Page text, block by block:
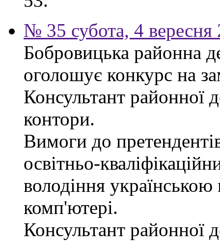
№ 35 субота, 4 вересня
Бобровицька районна
оголошує конкурс на
Консультант районної
контори.
Вимоги до
освітньо-
володіння
комп'ютері.
Консультант районної